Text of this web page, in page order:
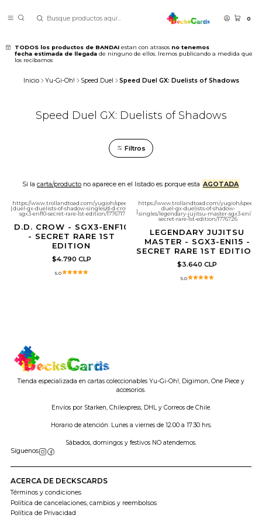
0
TODOS los productos de BANDAI estan con atrasos no tenemos
fecha estimada de llegada de ninguno de ellos. Iremos publicando a medida que
los recibamos
Inicio Yu-Gi-Oh! Speed Duel Speed Duel GX: Duelists of Shadows
Speed Duel GX: Duelists of Shadows
Filtros
Si la carta/productono aparece en el listado es porque esta AGOTADA
Speed Duel
https://www.trollandtoad.com/yugioh/speed-
duel-gx-duelists-of-shadow-singles/d-d-crow-
sgx3-enf10-secret-rare-1st-edition/1776717
D.D. CROW - SGX3-ENF10
- SECRET RARE 1ST
EDITION
$4.790 CLP
5.0
|
https://www.trollandtoad.com/yugioh/speed-
duel-gx-duelists-of-shadow-
singles/legendary-jujitsu-master-sgx3-eni15-
secret-rare-1st-edition/1776726
LEGENDARY JUJITSU
MASTER - SGX3-ENI15 -
SECRET RARE 1ST EDITION
$3.640 CLP
5.0
Tienda especializada en cartas coleccionables Yu-Gi-Oh!, Digimon, One Piece y
accesorios.
Envíos por Starken, Chilexpress, DHL y Correos de Chile.
Horario de atención: Lunes a viernes de 12:00 a 17:30 hrs.
Sábados, domingos y festivos NO atendemos.
Síguenos
ACERCA DE DECKSCARDS
Términos y condiciones
Política de cancelaciones, cambios y reembolsos
Política de Privacidad